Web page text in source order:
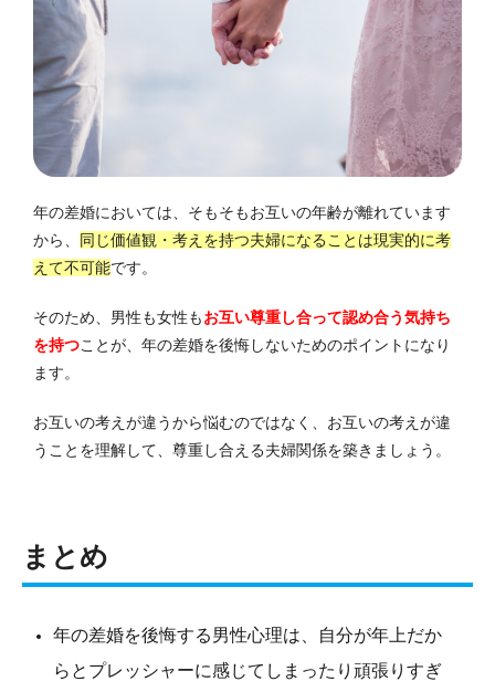
年の差婚においては、そもそもお互いの年齢が離れています
から、 同じ価値観・考えを持つ夫婦になることは現実的に考
えて不可能です。
そのため、男性も女性もお互い尊重し合って認め合う気持ち
を持つことが、年の差婚を後悔しないためのポイントになり
ます。
お互いの考えが違うから悩むのではなく、お互いの考えが違
うことを理解して、尊重し合える夫婦関係を築きましょう。
まとめ
年の差婚を後悔する男性心理は、自分が年上だか
らとプレッシャーに感じてしまったり頑張りすぎ